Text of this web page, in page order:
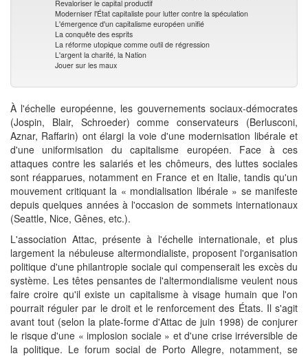
Revaloriser le capital productif
Moderniser l'État capitaliste pour lutter contre la spéculation
L'émergence d'un capitalisme européen unifié
La conquête des esprits
La réforme utopique comme outil de régression
L'argent la charité, la Nation
Jouer sur les maux
À l'échelle européenne, les gouvernements sociaux-démocrates
(Jospin, Blair, Schroeder) comme conservateurs (Berlusconi,
Aznar, Raffarin) ont élargi la voie d'une modernisation libérale et
d'une uniformisation du capitalisme européen. Face à ces
attaques contre les salariés et les chômeurs, des luttes sociales
sont réapparues, notamment en France et en Italie, tandis qu'un
mouvement critiquant la « mondialisation libérale » se manifeste
depuis quelques années à l'occasion de sommets internationaux
(Seattle, Nice, Gênes, etc.).
L'association Attac, présente à l'échelle internationale, et plus
largement la nébuleuse altermondialiste, proposent l'organisation
politique d'une philantropie sociale qui compenserait les excès du
système. Les têtes pensantes de l'altermondialisme veulent nous
faire croire qu'il existe un capitalisme à visage humain que l'on
pourrait réguler par le droit et le renforcement des États. Il s'agit
avant tout (selon la plate-forme d'Attac de juin 1998) de conjurer
le risque d'une « implosion sociale » et d'une crise irréversible de
la politique. Le forum social de Porto Allegre, notamment, se